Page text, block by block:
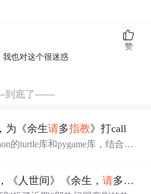
我也对这个很迷惑
赞
底了——
为《余生请多指教》打call
的turtle库和pygame库，结合
粉丝提供了一种特别的表达方
《人世间》《余生，请多 指教